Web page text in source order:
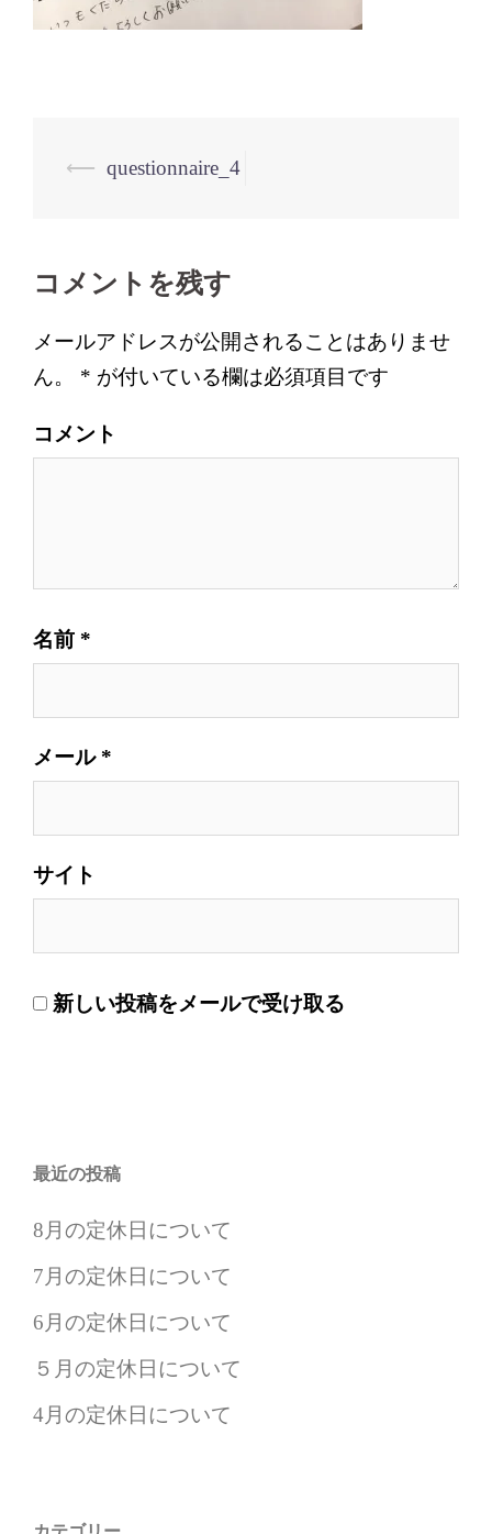
投
ビ
ゲ
ー
シ
ン
⟵ questionnaire_4
コメントを残す
メールアドレスが公開されることはありませ
ん。
* が付いている欄は必須項目です
コメント
名前 *
メール *
サイト
新しい投稿をメールで受け取る
最近の投稿
8月の定休日について
7月の定休日について
6月の定休日について
５月の定休日について
4月の定休日について